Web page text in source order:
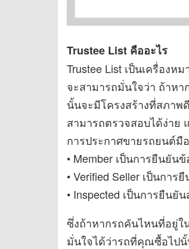
Trustee List คืออะไร
Trustee List เป็นเครื่อง
จะสามารถมั่นใจว่า ถ้าห
นั้นจะมีโครงสร้างที่สภาพ
สามารถตรวจสอบได้ง่าย
การประกาศขายรถยนต์มื
• Member เป็นการยืนยั
• Verified Seller เป็นกา
• Inspected เป็นการยืนยั
ซึ่งถ้าหากรถคันไหนที่อยู่ใ
มั่นใจได้ว่ารถที่คุณซื้อไป